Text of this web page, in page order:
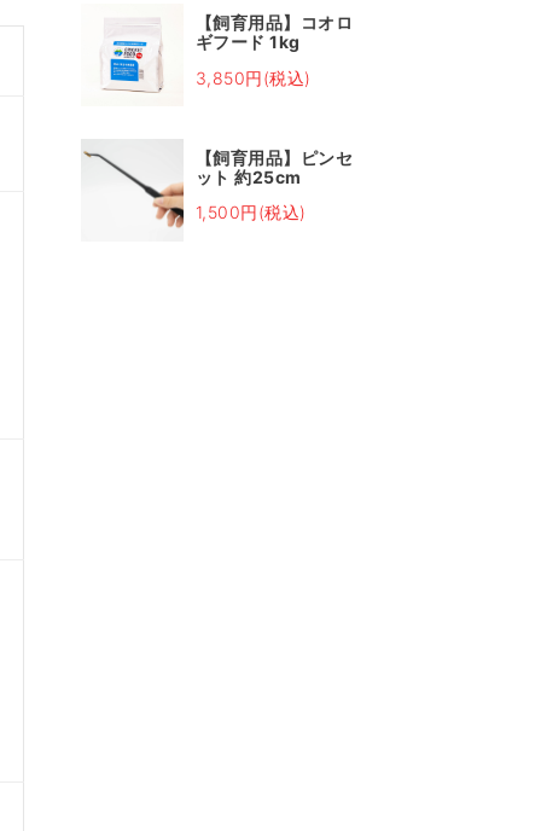
【飼育用品】コオロ
ギフード 1kg
3,850円(税込)
【飼育用品】ピンセ
ット 約25cm
1,500円(税込)